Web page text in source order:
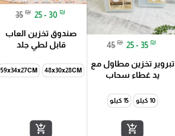
45 ₪ 25 - 35 ₪
تبروير تخزين مطاول مع
يد غطاء سحاب
10 كيلو 15 كيلو
add_shopping_cart
35 ₪ 25 - 30 ₪
صندوق تخزين العاب
قابل لطي جلد
48x30x28CM
59x34x27CM
add_shopping_cart